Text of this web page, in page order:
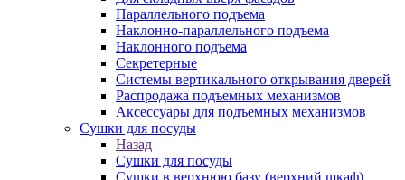
Параллельного подъема
Наклонно-параллельного подъема
Наклонного подъема
Секретерные
Системы вертикального открывания дверей
Распродажа подъемных механизмов
Аксессуары для подъемных механизмов
Сушки для посуды
Назад
Сушки для посуды
Сушки в верхнюю базу (верхний шкаф)